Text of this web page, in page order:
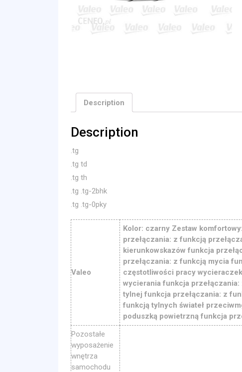
Description
Description
.tg
.tg td
.tg th
.tg .tg-2bhk
.tg .tg-0pky
Valeo
Kolor: czarny Zestaw
przełączania: z funkcją
kierunkowskazów funkcja
przełączania: z funkcją mycia
częstotliwości pracy
wycierania funkcja
tylnej funkcja przełączania: z
funkcją tylnych świateł
poduszką powietrzną funkcja
Pozostałe
wyposażenie
wnętrza
samochodu